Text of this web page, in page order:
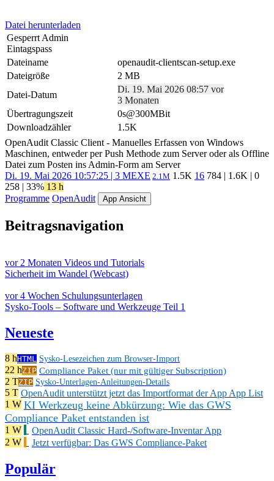
Datei herunterladen
Gesperrt Admin
Eintagspass
Dateiname
openaudit-clientscan-setup.exe
Dateigröße
2 MB
Datei-Datum
Di. 19. Mai 2026 08:57 vor
3 Monaten
Übertragungszeit
0s@300MBit
Downloadzähler
1.5K
OpenAudit Classic Client - Manuelles Erfassen von Windows
Maschinen, entweder per Push Methode zum Server oder als Offline
Datei zum Posten ins Admin-Form am Server
Di. 19. Mai 2026 10:57:25 | 3 MEXE 2.1M 1.5K 16 784 | 1.6K | 0
258 | 33% 13 h
Programme OpenAudit App Ansicht
Beitragsnavigation
vor 2 Monaten Videos und Tutorials
Sicherheit im Wandel (Webcast)
vor 4 Wochen Schulungsunterlagen
Sysko-Tools – Software und Werkzeuge Teil 1
Neueste
8 hHTML Sysko-Lesezeichen zum Browser-Import
22 hZIP Compliance Paket (nur mit gültiger Subscription)
2 TZIP Sysko-Unterlagen-Anleitungen-Details
5 T OpenAudit unterstützt jetzt das Importformat der App App List
1 W KI Werkzeug keine Abkürzung: Wie das GWS
Compliance Paket entstanden ist
1 W
OpenAudit Classic Hard-/Software-Inventar App
2 W
Jetzt verfügbar: Das GWS Compliance-Paket
Populär